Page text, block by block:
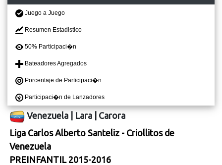
Juego a Juego
Resumen Estadistico
50% Participaci�n
Bateadores Agregados
Porcentaje de Participaci�n
Participaci�n de Lanzadores
Venezuela Lara
Carora
Liga Carlos Alberto Santeliz - Criollitos de
Venezuela
PREINFANTIL 2015-2016